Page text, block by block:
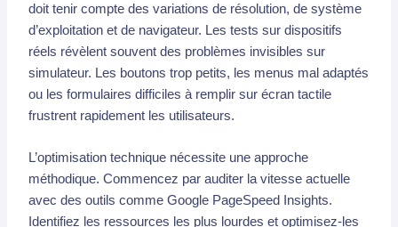
doit tenir compte des variations de résolution, de système
d’exploitation et de navigateur. Les tests sur dispositifs
réels révèlent souvent des problèmes invisibles sur
simulateur. Les boutons trop petits, les menus mal adaptés
ou les formulaires difficiles à remplir sur écran tactile
frustrent rapidement les utilisateurs.
L’optimisation technique nécessite une approche
méthodique. Commencez par auditer la vitesse actuelle
avec des outils comme Google PageSpeed Insights.
Identifiez les ressources les plus lourdes et optimisez-les